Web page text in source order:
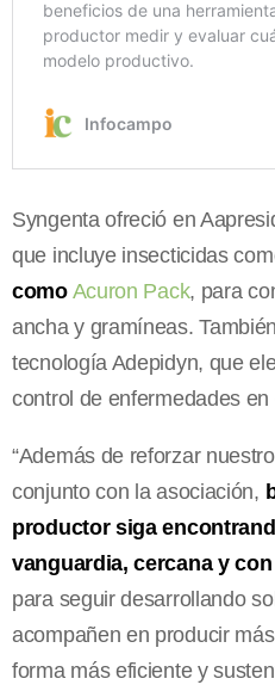
Syngenta ofreció en
que incluye insecticidas
como Acuron Pack, para
ancha y gramíneas. También
tecnología Adepidyn, que
control de enfermedades en
“Además de reforzar
conjunto con la asociación,
productor siga
vanguardia, cercana y
para seguir desarrollando
acompañen en producir
forma más eficiente y